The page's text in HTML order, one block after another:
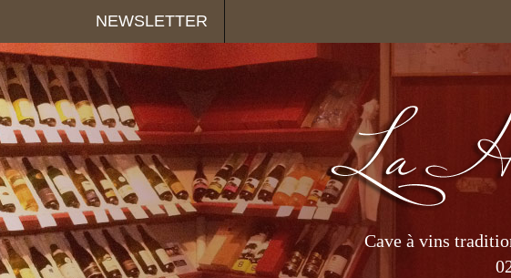
NEWSLETTER
Cave à vins
Panneau de gestion des cookies